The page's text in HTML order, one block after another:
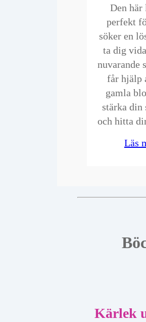
Den här
perfekt
söker en
ta dig
nuvarande
får hjälp
gamla
stärka din
och hitta
Läs
Kärlek